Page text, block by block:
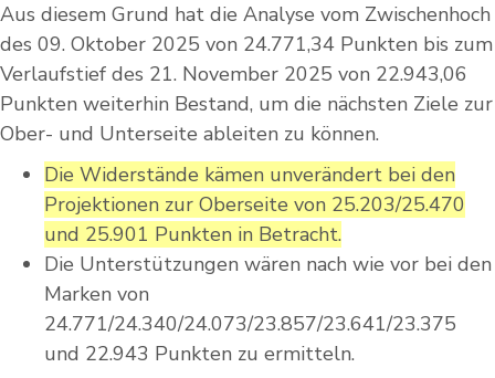
Aus diesem Grund hat die Analyse vom Zwischenhoch
des 09. Oktober 2025 von 24.771,34 Punkten bis zum
Verlaufstief des 21. November 2025 von 22.943,06
Punkten weiterhin Bestand, um die nächsten Ziele zur
Ober- und Unterseite ableiten zu können.
Die Widerstände kämen unverändert bei den
Projektionen zur Oberseite von 25.203/25.470
und 25.901 Punkten in Betracht.
Die Unterstützungen wären nach wie vor bei den
Marken von
24.771/24.340/24.073/23.857/23.641/23.375
und 22.943 Punkten zu ermitteln.